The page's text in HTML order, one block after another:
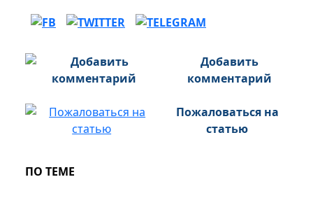
Добавить
комментарий
Пожаловаться на
статью
ПО ТЕМЕ